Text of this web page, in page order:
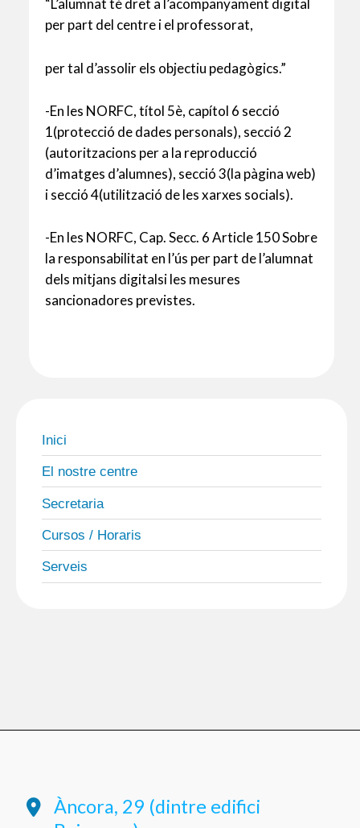
Inici
El nostre centre
Secretaria
Cursos / Horaris
Serveis
“L’alumnat té dret a l’acompanyament digital
per part del centre i el professorat,
per tal d’assolir els objectiu pedagògics.”
-En les NORFC, títol 5è, capítol 6 secció
1(protecció de dades personals), secció 2
(autoritzacions per a la reproducció
d’imatges d’alumnes), secció 3(la pàgina web)
i secció 4(utilització de les xarxes socials).
-En les NORFC, Cap. Secc. 6 Article 150 Sobre
la responsabilitat en l’ús per part de l’alumnat
dels mitjans digitalsi les mesures
sancionadores previstes.
Àncora, 29 (dintre edifici